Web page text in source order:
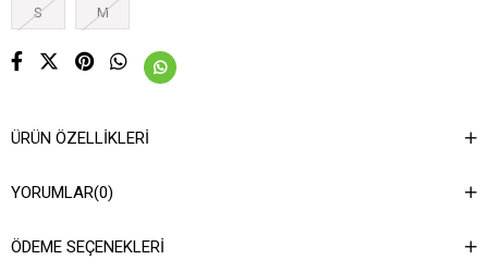
S M
ÜRÜN ÖZELLIKLERI
YORUMLAR(0)
ÖDEME SEÇENEKLERI